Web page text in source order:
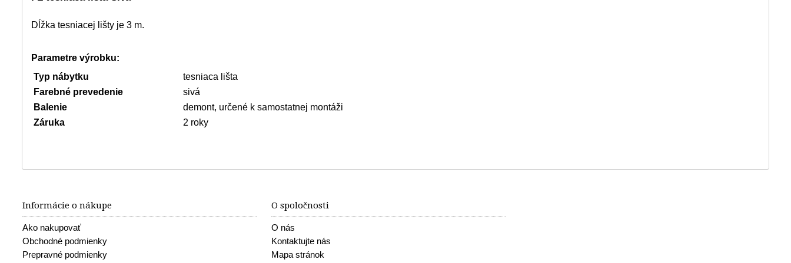
Dĺžka tesniacej lišty je 3 m.
Parametre výrobku:
Typ nábytku
tesniaca lišta
Farebné prevedenie
sivá
Balenie
demont, určené k samostatnej montáži
Záruka
2 roky
Informácie o nákupe
Ako nakupovať
Obchodné podmienky
Prepravné podmienky
O spoločnosti
O nás
Kontaktujte nás
Mapa stránok